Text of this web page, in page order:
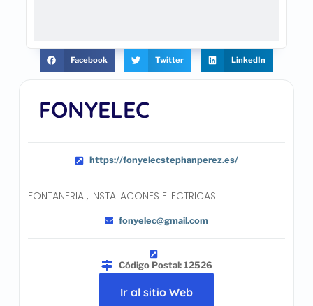
FONYELEC
https://fonyelecstephanperez.es/
FONTANERIA , INSTALACONES ELECTRICAS
fonyelec@gmail.com
Código Postal: 12526
Ir al sitio Web
Facebook Twitter LinkedIn